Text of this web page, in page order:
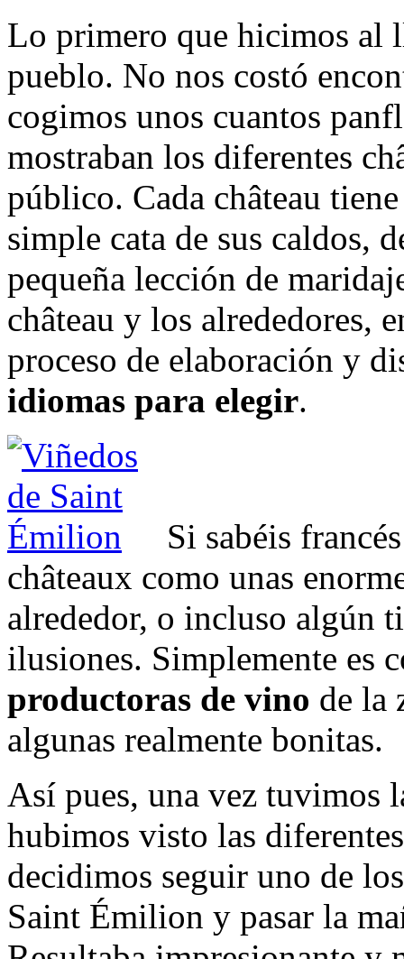
Lo primero que hicimos al
pueblo. No nos costó
cogimos unos cuantos
mostraban los diferentes
público. Cada château
simple cata de sus caldos,
pequeña lección de
château y los alrededores,
proceso de elaboración y
idiomas para elegir.
Si sabéis
châteaux como unas
alrededor, o incluso algún
ilusiones. Simplemente es
productoras de vino de la
algunas realmente bonitas.
Así pues, una vez tuvimos
hubimos visto las
decidimos seguir uno de
Saint Émilion y pasar la